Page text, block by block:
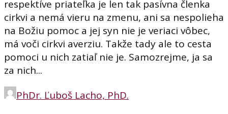
respektíve priateľka je len tak pasívna členka
cirkvi a nemá vieru na zmenu, ani sa nespolieha
na Božiu pomoc a jej syn nie je veriaci vôbec,
má voči cirkvi averziu. Takže tady ale to cesta
pomoci u nich zatiaľ nie je. Samozrejme, ja sa
za nich...
PhDr. Ľuboš Lacho, PhD.